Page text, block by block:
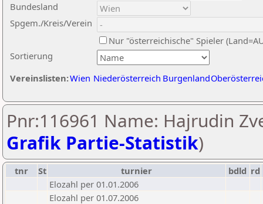
Sortierung
Bundesland
Spgem./Kreis/Verein
Nur "österreichische" Spieler
Vereinslisten:Wien Niederösterreich Burgenland
Pnr:116961 Name: Hajrudin
Grafik Partie-Statistik)
tnr St turnier bdld rd
Elozahl per 01.01.2006
Elozahl per 01.07.2006